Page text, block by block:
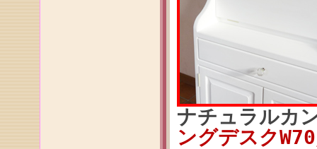
ナチュラルカ
ングデスク